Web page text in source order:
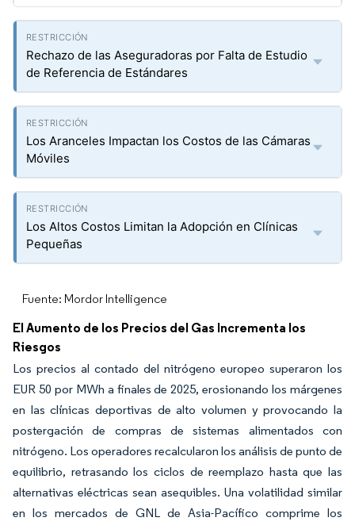
Rechazo de las Aseguradoras por Falta de Estudio
de Referencia de Estándares
Los Aranceles Impactan los Costos de las Cámaras
Móviles
Los Altos Costos Limitan la Adopción en Clínicas
Pequeñas
Fuente: Mordor Intelligence
El Aumento de los Precios del Gas Incrementa los
Riesgos
Los precios al contado del nitrógeno europeo superaron los
EUR 50 por MWh a finales de 2025, erosionando los márgenes
en las clínicas deportivas de alto volumen y provocando la
postergación de compras de sistemas alimentados con
nitrógeno. Los operadores recalcularon los análisis de punto de
equilibrio, retrasando los ciclos de reemplazo hasta que las
alternativas eléctricas sean asequibles. Una volatilidad similar
en los mercados de GNL de Asia-Pacífico comprime los